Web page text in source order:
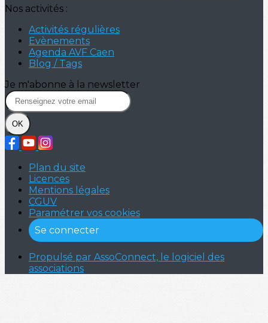
Nos activités :
Activités régulières
Evènements
Agenda AVF Caen
Blog / Tags
Je m'abonne à la newsletter
OK
Plan du site
Licences
Mentions légales
CGUV
Paramétrer vos cookies
Se connecter
Propulsé par AssoConnect, le logiciel des
associations